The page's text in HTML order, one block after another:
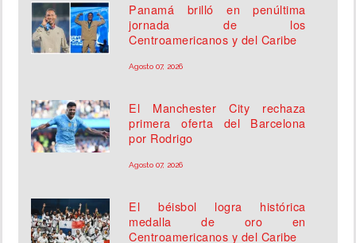
Panamá brilló en penúltima
jornada de los
Centroamericanos y del Caribe
Agosto 07, 2026
El Manchester City rechaza
primera oferta del Barcelona
por Rodrigo
Agosto 07, 2026
El béisbol logra histórica
medalla de oro en
Centroamericanos y del Caribe